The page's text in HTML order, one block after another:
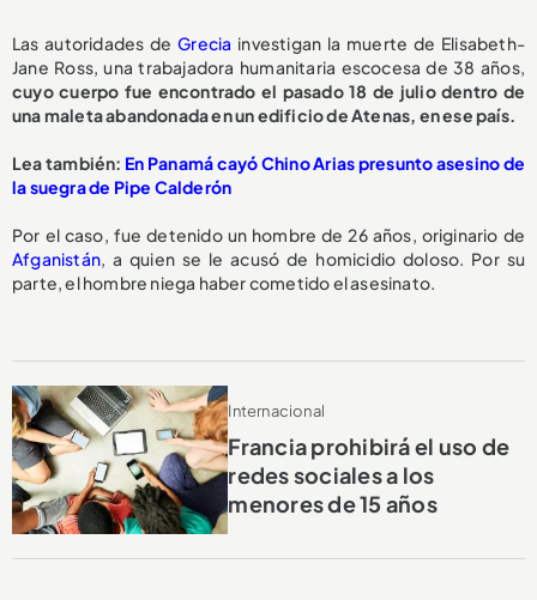
Las autoridades deGrecia investigan la muerte de Elisabeth-
Jane Ross, una trabajadora humanitaria escocesa de 38 años,
cuyo cuerpo fue encontrado el pasado 18 de julio dentro de
una maleta abandonada en un edificio de Atenas, en ese país.
Lea también: En Panamá cayó Chino Arias presunto asesino de
la suegra de Pipe Calderón
Por el caso, fue detenido un hombre de 26 años, originario de
Afganistán , a quien se le acusó de homicidio doloso. Por su
parte, el hombre niega haber cometido el asesinato.
Internacional
Francia prohibirá el uso de
redes sociales a los
menores de 15 años